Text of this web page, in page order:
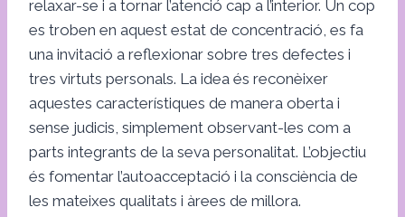
relaxar-se i a tornar l’atenció cap a l’interior. Un cop
es troben en aquest estat de concentració, es fa
una invitació a reflexionar sobre tres defectes i
tres virtuts personals. La idea és reconèixer
aquestes característiques de manera oberta i
sense judicis, simplement observant-les com a
parts integrants de la seva personalitat. L’objectiu
és fomentar l’autoacceptació i la consciència de
les mateixes qualitats i àrees de millora.